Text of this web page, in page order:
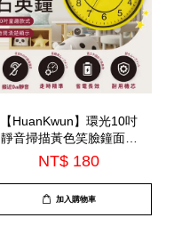
【HuanKwun】環光10吋
靜音掃描黃色笑臉鐘面石
英鐘(HK-A1001)
NT$ 180
加入購物車